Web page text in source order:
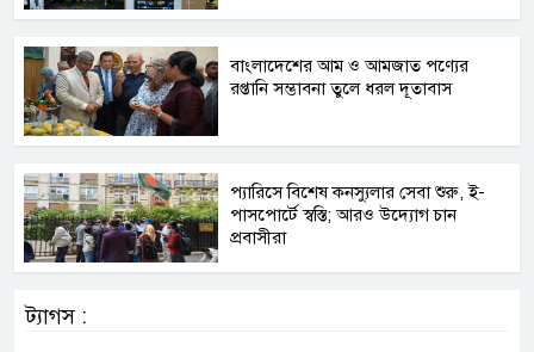
বাংলাদেশের আম ও আমজাত পণ্যের
রপ্তানি সম্ভাবনা তুলে ধরল দূতাবাস
প্যারিসে বিশেষ কনস্যুলার সেবা শুরু, ই-
পাসপোর্টে স্বস্তি; আরও উদ্যোগ চান
প্রবাসীরা
ট্যাগস :